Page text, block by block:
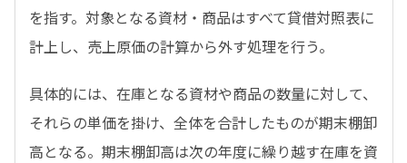
を指す。対象となる資材・商品はすべて貸借対照表に
計上し、売上原価の計算から外す処理を行う。
具体的には、在庫となる資材や商品の数量に対して、
それらの単価を掛け、全体を合計したものが期末棚卸
高となる。期末棚卸高は次の年度に繰り越す在庫を資